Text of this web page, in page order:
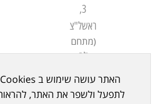
3,
ראשל"צ
(מתחם
לב
ביתן
21)
לתפעל ולשפר את האתר,